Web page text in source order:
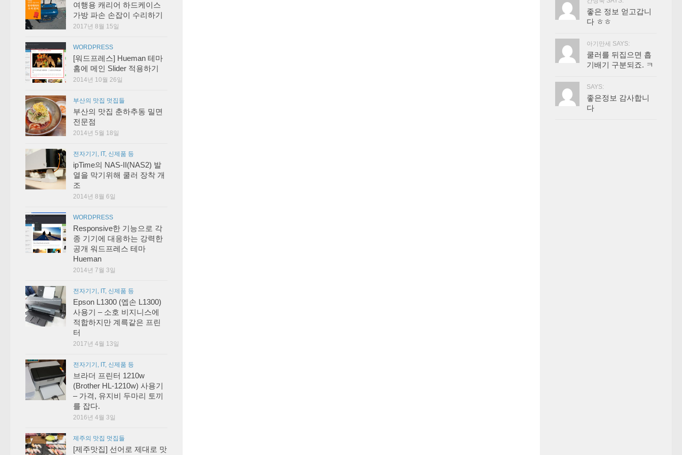
여행용 캐리어 하드케이스
가방 파손 손잡이 수리하기
2017년 8월 15일
WORDPRESS
[워드프레스] Hueman 테마
홈에 메인 Slider 적용하기
2014년 10월 26일
부산의 맛집 멋집들
부산의 맛집 춘하추동 밀면
전문점
2014년 5월 18일
전자기기, IT, 신제품 등
ipTime의 NAS-II(NAS2) 발
열을 막기위해 쿨러 장착 개
조
2014년 8월 6일
WORDPRESS
Responsive한 기능으로 각
종 기기에 대응하는 강력한
공개 워드프레스 테마
Hueman
2014년 7월 3일
전자기기, IT, 신제품 등
Epson L1300 (엡손 L1300)
사용기 – 소호 비지니스에
적합하지만 계륵같은 프린
터
2017년 4월 13일
전자기기, IT, 신제품 등
브라더 프린터 1210w
(Brother HL-1210w) 사용기
– 가격, 유지비 두마리 토끼
를 잡다.
2016년 4월 3일
제주의 맛집 멋집들
[제주맛집] 선어로 제대로 맛
좋은 정보 얻고갑니
다 ㅎㅎ
아기만세 SAYS:
쿨러를 뒤집으면 흡
기배기 구분되죠. ㅋ
SAYS:
좋은정보 감사합니
다